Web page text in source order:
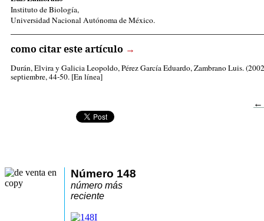
Instituto de Biología,
Universidad Nacional Autónoma de México.
como citar este artículo →
Durán, Elviray Galicia Leopoldo, Pérez García Eduardo, Zambrano Luis.
septiembre, 44-50. [En línea]
←
Número 148
número más
reciente